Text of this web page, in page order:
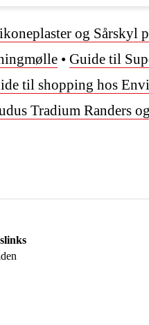
og Sårskyl
• Guide til
til shopping hos
Tradium Randers